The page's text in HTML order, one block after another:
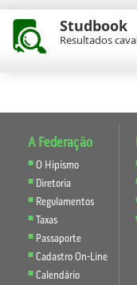
Studbook
Resultados
A Federação
O Hipismo
Diretoria
Regulamentos
Taxas
Passaporte
Cadastro On-Line
Calendário